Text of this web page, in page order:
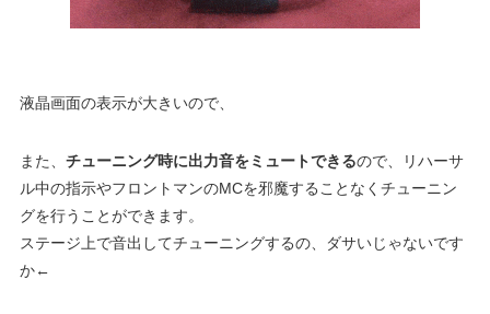
液晶画面の表示が大きいので、
また、 チューニング時に出力音をミュートできるので、リハーサ
ル中の指示やフロントマンのMCを邪魔することなくチューニン
グを行うことができます。
ステージ上で音出してチューニングするの、ダサいじゃないです
か←